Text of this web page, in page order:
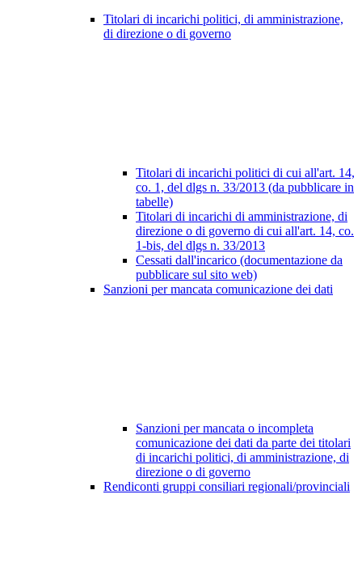
Titolari di incarichi politici, di amministrazione,
di direzione o di governo
Titolari di incarichi politici di cui all'art. 14,
co. 1, del dlgs n. 33/2013 (da pubblicare in
tabelle)
Titolari di incarichi di amministrazione, di
direzione o di governo di cui all'art. 14, co.
1-bis, del dlgs n. 33/2013
Cessati dall'incarico (documentazione da
pubblicare sul sito web)
Sanzioni per mancata comunicazione dei dati
Sanzioni per mancata o incompleta
comunicazione dei dati da parte dei titolari
di incarichi politici, di amministrazione, di
direzione o di governo
Rendiconti gruppi consiliari regionali/provinciali